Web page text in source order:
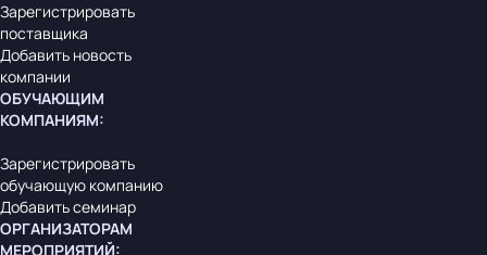
Зарегистрировать
поставщика
Добавить новость
компании
ОБУЧАЮЩИМ
КОМПАНИЯМ:
Зарегистрировать
обучающую компанию
Добавить семинар
ОРГАНИЗАТОРАМ
МЕРОПРИЯТИЙ: